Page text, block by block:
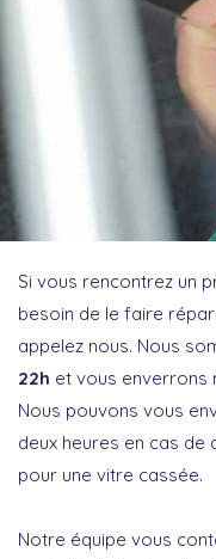
Si vous rencontrez un
besoin de le faire
appelez nous. Nous
22h et vous enverrons
Nous pouvons vous
deux heures en cas de
pour une vitre cassée.
Notre équipe vous